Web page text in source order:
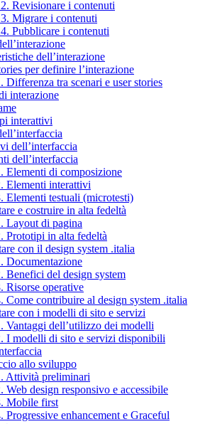
Revisionare i contenuti
Migrare i contenuti
Pubblicare i contenuti
dell’interazione
per definire l’interazione
Differenza tra scenari e user stories
interazione
interattivi
dell’interfaccia
dell’interfaccia
Elementi di composizione
Elementi interattivi
Elementi testuali (microtesti)
e costruire in alta fedeltà
Layout di pagina
Prototipi in alta fedeltà
con il design system .italia
Documentazione
Benefici del design system
Risorse operative
Come contribuire al design system .italia
con i modelli di sito e servizi
Vantaggi dell’utilizzo dei modelli
I modelli di sito e servizi disponibili
allo sviluppo
Attività preliminari
Web design responsivo e accessibile
Mobile first
Progressive enhancement e Graceful